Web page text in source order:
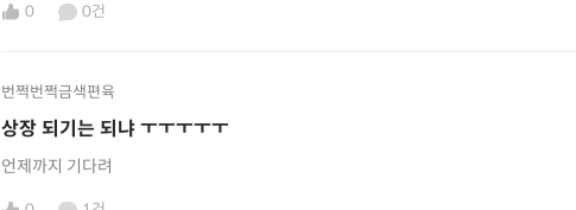
0 0건
번쩍번쩍금색편육
상장 되기는 되냐 ㅜㅜㅜㅜㅜ
언제까지 기다려